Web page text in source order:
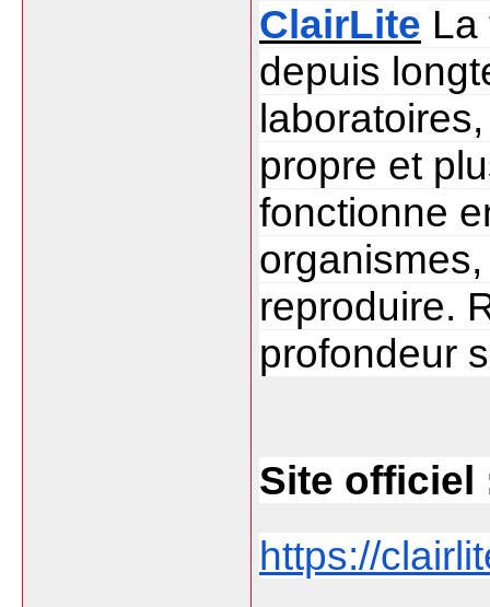
ClairLite La
depuis
propre et
fonctionne
reproduire.
profondeur
Site
https://